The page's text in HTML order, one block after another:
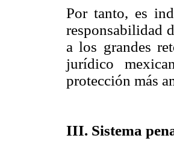
Por tanto, es
responsabilidad
a los grandes
jurídico
protección más
III. Sistema